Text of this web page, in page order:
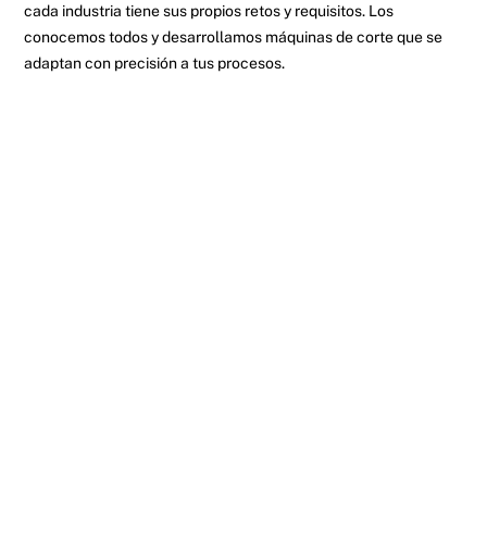
cada industria tiene sus propios retos y requisitos. Los
conocemos todos y desarrollamos máquinas de corte que se
adaptan con precisión a tus procesos.